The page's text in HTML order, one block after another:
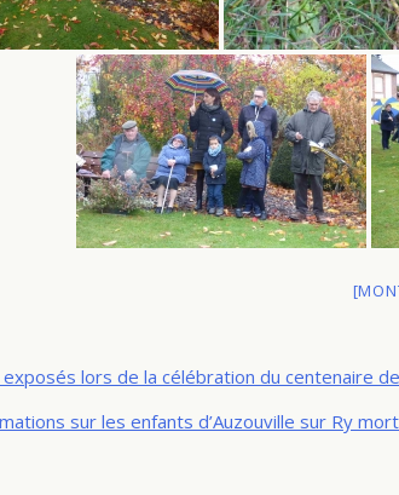
lors de la célébration du centenaire
sur les enfants d’Auzouville sur Ry